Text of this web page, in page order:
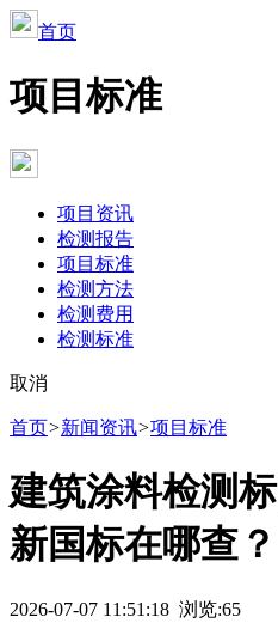
首页
项目标准
项目资讯
检测报告
项目标准
检测方法
检测费用
检测标准
取消
首页>新闻资讯>项目标准
建筑涂料检测
新国标在哪查？
2026-07-07 11:51:18 浏览:65